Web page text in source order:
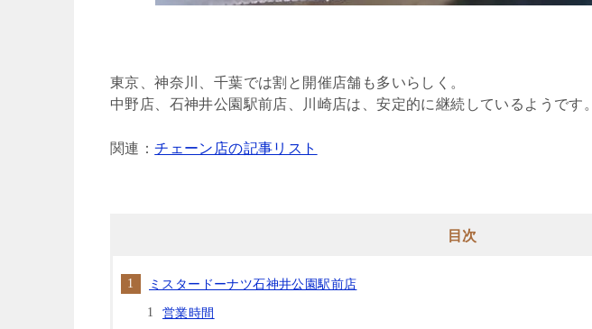
東京、神奈川、千葉では割と開催店舗も多いらしく。
中野店、石神井公園駅前店、川崎店は、安定的に継続しているようです。
関連：チェーン店の記事リスト
目次
ミスタードーナツ石神井公園駅前店
営業時間